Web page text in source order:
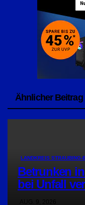
Ähnlicher Beitrag
LANDKREIS STRAUBING-
Betrunken
bei Unfall